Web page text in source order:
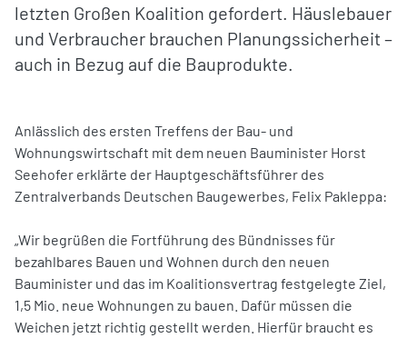
letzten Großen Koalition gefordert. Häuslebauer
und Verbraucher brauchen Planungssicherheit –
auch in Bezug auf die Bauprodukte.
Anlässlich des ersten Treffens der Bau- und
Wohnungswirtschaft mit dem neuen Bauminister Horst
Seehofer erklärte der Hauptgeschäftsführer des
Zentralverbands Deutschen Baugewerbes, Felix Pakleppa:
„Wir begrüßen die Fortführung des Bündnisses für
bezahlbares Bauen und Wohnen durch den neuen
Bauminister und das im Koalitionsvertrag festgelegte Ziel,
1,5 Mio. neue Wohnungen zu bauen. Dafür müssen die
Weichen jetzt richtig gestellt werden. Hierfür braucht es